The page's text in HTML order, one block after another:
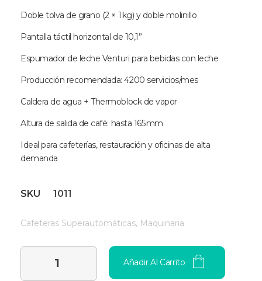
Doble tolva de grano (2 × 1 kg) y doble molinillo
Pantalla táctil horizontal de 10,1”
Espumador de leche Venturi para bebidas con leche
Producción recomendada: 4200 servicios/mes
Caldera de agua + Thermoblock de vapor
Altura de salida de café: hasta 165 mm
Ideal para cafeterías, restauración y oficinas de alta
demanda
Añadir Al Carrito
SKU 1011
Cafeteras Superautomáticas, Maquinaria